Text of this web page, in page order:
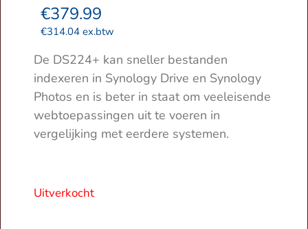
€379.99
€314.04ex.btw
De DS224+ kan sneller bestanden
indexeren in Synology Drive en Synology
Photos en is beter in staat om veeleisende
webtoepassingen uit te voeren in
vergelijking met eerdere systemen.
Uitverkocht